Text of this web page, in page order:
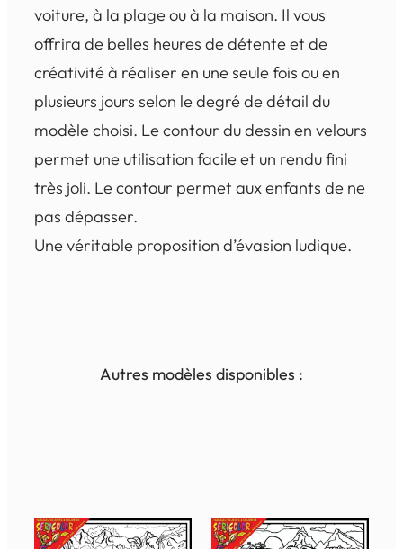
voiture, à la plage ou à la maison. Il vous
offrira de belles heures de détente et de
créativité à réaliser en une seule fois ou en
plusieurs jours selon le degré de détail du
modèle choisi. Le contour du dessin en velours
permet une utilisation facile et un rendu fini
très joli. Le contour permet aux enfants de ne
pas dépasser.
Une véritable proposition d’évasion ludique.
Autres modèles disponibles :